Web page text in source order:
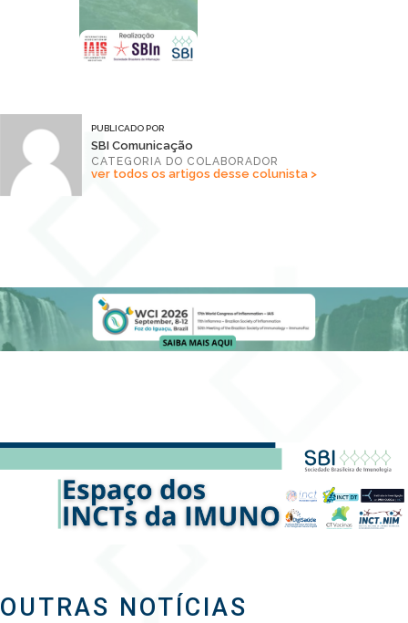
PUBLICADO POR
SBI Comunicação
CATEGORIA DO COLABORADOR
ver todos os artigos desse colunista >
OUTRAS NOTÍCIAS